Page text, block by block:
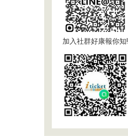
加入社群好康報你知!